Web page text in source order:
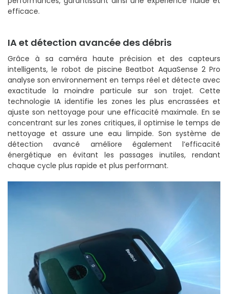
efficace.
IA et détection avancée des débris
Grâce à sa caméra haute précision et des capteurs
intelligents, le robot de piscine Beatbot AquaSense 2 Pro
analyse son environnement en temps réel et détecte avec
exactitude la moindre particule sur son trajet. Cette
technologie IA identifie les zones les plus encrassées et
ajuste son nettoyage pour une efficacité maximale. En se
concentrant sur les zones critiques, il optimise le temps de
nettoyage et assure une eau limpide. Son système de
détection avancé améliore également l’efficacité
énergétique en évitant les passages inutiles, rendant
chaque cycle plus rapide et plus performant.